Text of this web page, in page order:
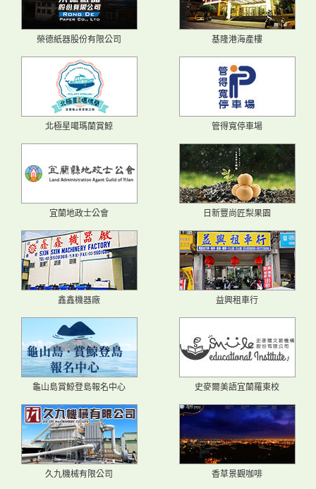
榮德紙器股份有限公司 基隆港海產樓
北極星噶瑪蘭賞鯨 管得寬停車場
宜蘭地政士公會 日新豐尚匠梨果園
鑫鑫機器廠 益興租車行
龜山島賞鯨登島報名中心 史麥爾美語宜蘭羅東校
久九機械有限公司 香草景觀咖啡